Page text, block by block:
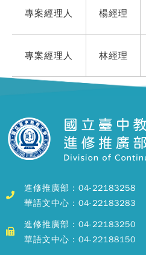
專案經理人 楊經理
專案經理人 林經理
進修推廣部：04-22183258
華語文中心：04-22183283
進修推廣部：04-22183250
華語文中心：04-22188150